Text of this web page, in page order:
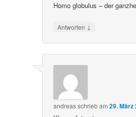
Homo globulus – der
Antworten ↓
andreasschriebam29. März